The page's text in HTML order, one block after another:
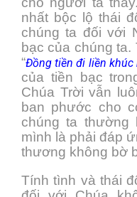
nhất bộc lộ thái
chúng ta đối với
bạc của chúng ta.
“Đồng tiền đi liền khúc
của tiền bạc
Chúa Trời vẫn
ban phước cho
chúng ta thường
mình là phải đáp
thương không bờ
Tính tình và thái